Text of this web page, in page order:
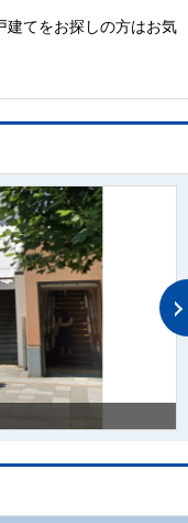
建てをお探しの方はお気